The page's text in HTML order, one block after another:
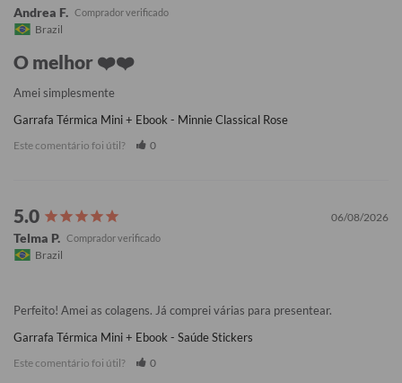
Andrea F.
Brazil
O melhor ❤️❤️
Amei simplesmente
Garrafa Térmica Mini + Ebook - Minnie Classical Rose
Este comentário foi útil? 0
06/08/2026
Telma P.
Brazil
Perfeito! Amei as colagens. Já comprei várias para presentear.
Garrafa Térmica Mini + Ebook - Saúde Stickers
Este comentário foi útil? 0